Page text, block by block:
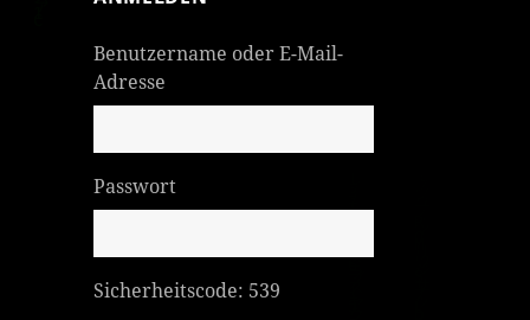
Benutzername oder E-Mail-
Adresse
Passwort
Sicherheitscode: 539